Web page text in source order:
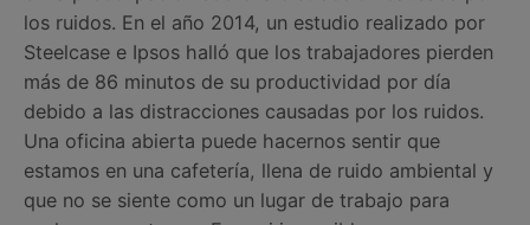
los ruidos. En el año 2014, un estudio realizado por
Steelcase e Ipsos halló que los trabajadores pierden
más de 86 minutos de su productividad por día
debido a las distracciones causadas por los ruidos.
Una oficina abierta puede hacernos sentir que
estamos en una cafetería, llena de ruido ambiental y
que no se siente como un lugar de trabajo para